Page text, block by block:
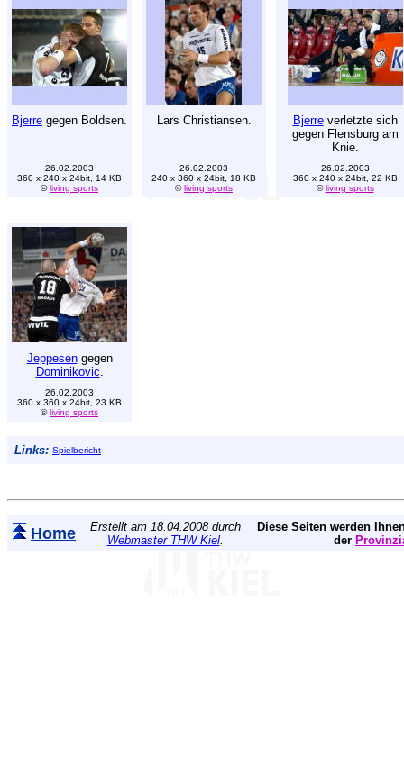
Bjerre gegen Boldsen. Lars Christiansen. Bjerreverletzte sich
gegen Flensburg am
Knie.
26.02.2003
360 x 240 x 24bit, 14 KB
©living sports
26.02.2003
240 x 360 x 24bit, 18 KB
©living sports
26.02.2003
360 x 240 x 24bit, 22 KB
©living sports
Jeppesengegen
Dominikovic.
26.02.2003
360 x 360 x 24bit, 23 KB
©living sports
Links: Spielbericht
Home
Erstellt am 18.04.2008 durch
Webmaster THW Kiel.
Diese Seiten werden
der